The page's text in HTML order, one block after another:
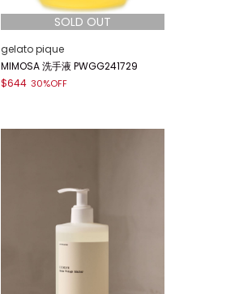
gelato pique
MIMOSA 洗手液 PWGG241729
$644 30%OFF